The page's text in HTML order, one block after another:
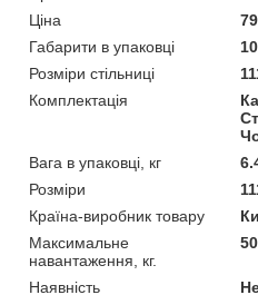
Ціна
Габарити в упаковці
Розміри стільниці
Комплектація
Вага в упаковці, кг
Розміри
Країна-виробник товару
Максимальне
навантаження, кг.
50
Наявність